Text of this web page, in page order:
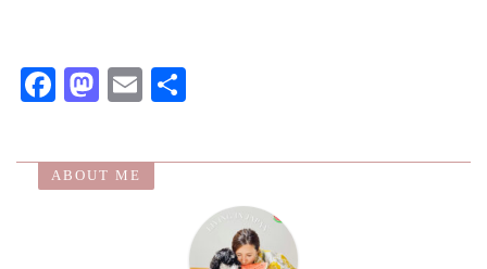
F
eb
o
M
to
d
E
ai
l
ABOUT ME